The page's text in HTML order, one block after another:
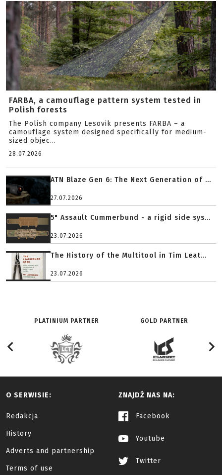
FARBA, a camouflage pattern system tested in
Polish forests
The Polish company Lesovik presents FARBA – a
camouflage system designed specifically for medium-
sized objec...
28.07.2026
ATN Blaze Gen 6: The Next Generation of ...
27.07.2026
5" Assault Cummerbund - a rigid side sys...
23.07.2026
The History of the Multitool in Tim Leat...
23.07.2026
PLATINIUM PARTNER GOLD PARTNER
O SERWISIE:
Redakcja
History
Adverts and partnership
Terms of use
ZNAJDŹ NAS NA:
Facebook
Youtube
Twitter